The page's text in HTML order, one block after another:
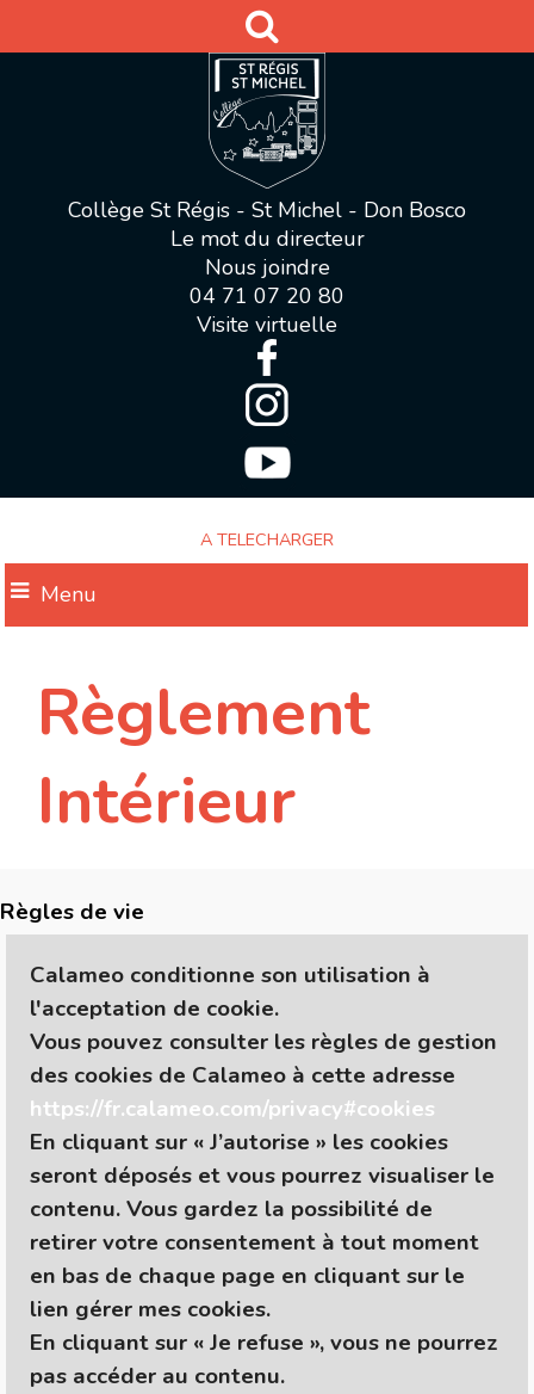
Collège St Régis - St Michel - Don Bosco
Le mot du directeur
Nous joindre
04 71 07 20 80
Visite virtuelle
A TELECHARGER
Menu
Règlement
Intérieur
Règles de vie
Calameo conditionne son utilisation à
l'acceptation de cookie.
Vous pouvez consulter les règles de gestion
des cookies de Calameo à cette adresse
https://fr.calameo.com/privacy#cookies
En cliquant sur « J’autorise » les cookies
seront déposés et vous pourrez visualiser le
contenu. Vous gardez la possibilité de
retirer votre consentement à tout moment
en bas de chaque page en cliquant sur le
lien gérer mes cookies.
En cliquant sur « Je refuse », vous ne pourrez
pas accéder au contenu.